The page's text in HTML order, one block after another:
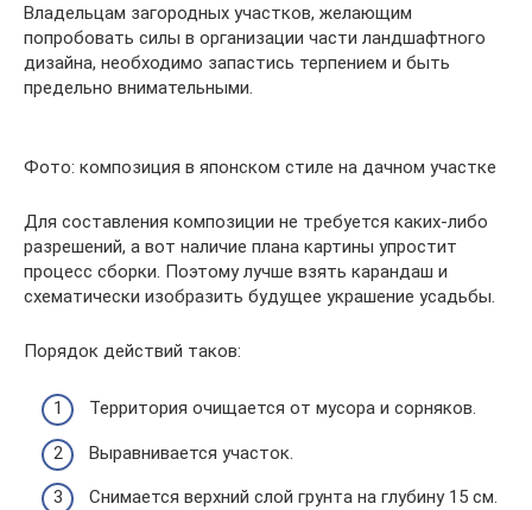
Владельцам загородных участков, желающим
попробовать силы в организации части ландшафтного
дизайна, необходимо запастись терпением и быть
предельно внимательными.
Фото: композиция в японском стиле на дачном участке
Для составления композиции не требуется каких-либо
разрешений, а вот наличие плана картины упростит
процесс сборки. Поэтому лучше взять карандаш и
схематически изобразить будущее украшение усадьбы.
Порядок действий таков:
Территория очищается от мусора и сорняков.
Выравнивается участок.
Снимается верхний слой грунта на глубину 15 см.